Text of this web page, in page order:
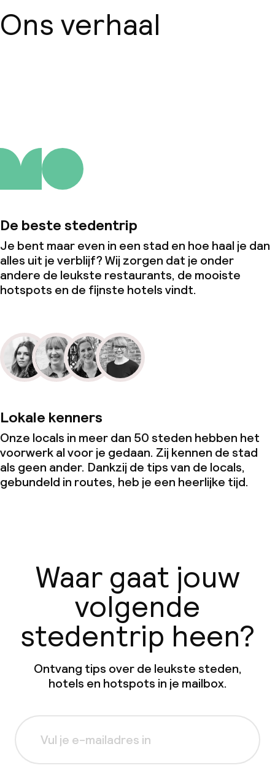
Ons verhaal
De beste stedentrip
Je bent maar even in een stad en hoe haal je dan
alles uit je verblijf? Wij zorgen dat je onder
andere de leukste restaurants, de mooiste
hotspots en de fijnste hotels vindt.
Lokale kenners
Onze locals in meer dan 50 steden hebben het
voorwerk al voor je gedaan. Zij kennen de stad
als geen ander. Dankzij de tips van de locals,
gebundeld in routes, heb je een heerlijke tijd.
Waar gaat jouw
volgende
stedentrip heen?
Ontvang tips over de leukste steden,
hotels en hotspots in je mailbox.